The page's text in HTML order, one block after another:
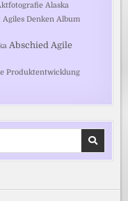
Alaska
Agiles Denken Album
Abschied Agile
Produktentwicklung